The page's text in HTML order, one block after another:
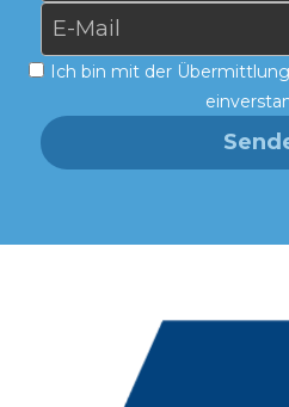
E-Mail
Ich bin mit der